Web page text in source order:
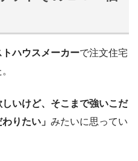
トハウスメーカーで注文住宅
しいけど、そこまで強いこだ
りたい」 みたいに思ってい